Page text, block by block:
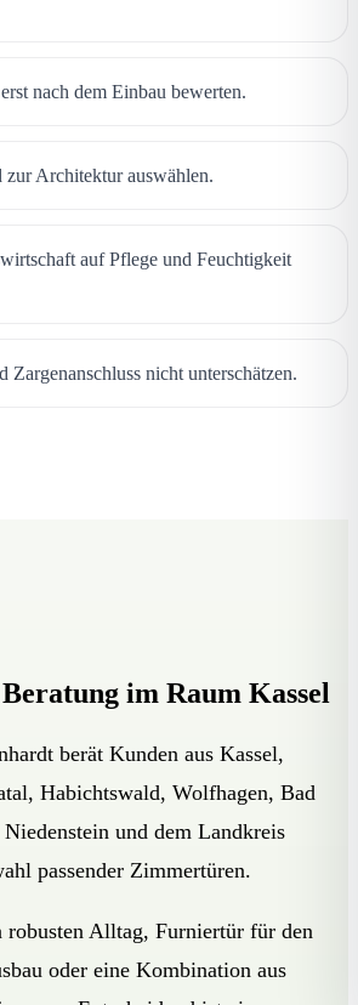
nach dem Einbau bewerten.
zur Architektur auswählen.
auf Pflege und Feuchtigkeit
Zargenanschluss nicht unterschätzen.
im Raum Kassel
berät Kunden aus Kassel,
Habichtswald, Wolfhagen, Bad
und dem Landkreis
passender Zimmertüren.
Alltag, Furniertür für den
oder eine Kombination aus